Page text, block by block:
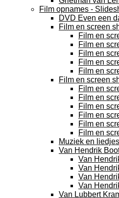
Film opnames -
DVD Even een
Film en screen
Film en
Film en
Film en
Film en
Film en
Film en screen
Film en
Film en
Film en
Film en
Film en
Film en
Muziek en
Van Hendrik
Van
Van
Van
Van
Van Lubbert